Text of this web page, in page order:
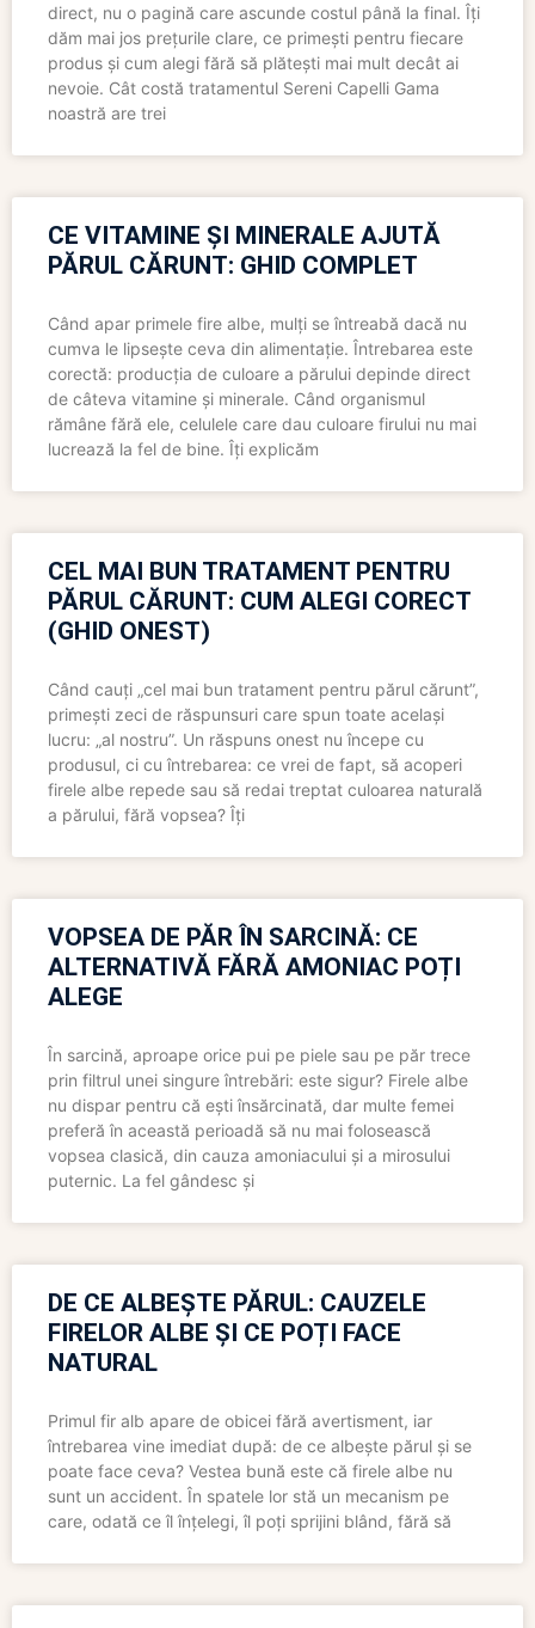
direct, nu o pagină care ascunde costul până la final. Îți
dăm mai jos prețurile clare, ce primești pentru fiecare
produs și cum alegi fără să plătești mai mult decât ai
nevoie. Cât costă tratamentul Sereni Capelli Gama
noastră are trei
CE VITAMINE ȘI MINERALE AJUTĂ
PĂRUL CĂRUNT: GHID COMPLET
Când apar primele fire albe, mulți se întreabă dacă nu
cumva le lipsește ceva din alimentație. Întrebarea este
corectă: producția de culoare a părului depinde direct
de câteva vitamine și minerale. Când organismul
rămâne fără ele, celulele care dau culoare firului nu mai
lucrează la fel de bine. Îți explicăm
CEL MAI BUN TRATAMENT PENTRU
PĂRUL CĂRUNT: CUM ALEGI CORECT
(GHID ONEST)
Când cauți „cel mai bun tratament pentru părul cărunt”,
primești zeci de răspunsuri care spun toate același
lucru: „al nostru”. Un răspuns onest nu începe cu
produsul, ci cu întrebarea: ce vrei de fapt, să acoperi
firele albe repede sau să redai treptat culoarea naturală
a părului, fără vopsea? Îți
VOPSEA DE PĂR ÎN SARCINĂ: CE
ALTERNATIVĂ FĂRĂ AMONIAC POȚI
ALEGE
În sarcină, aproape orice pui pe piele sau pe păr trece
prin filtrul unei singure întrebări: este sigur? Firele albe
nu dispar pentru că ești însărcinată, dar multe femei
preferă în această perioadă să nu mai folosească
vopsea clasică, din cauza amoniacului și a mirosului
puternic. La fel gândesc și
DE CE ALBEȘTE PĂRUL: CAUZELE
FIRELOR ALBE ȘI CE POȚI FACE
NATURAL
Primul fir alb apare de obicei fără avertisment, iar
întrebarea vine imediat după: de ce albește părul și se
poate face ceva? Vestea bună este că firele albe nu
sunt un accident. În spatele lor stă un mecanism pe
care, odată ce îl înțelegi, îl poți sprijini blând, fără să